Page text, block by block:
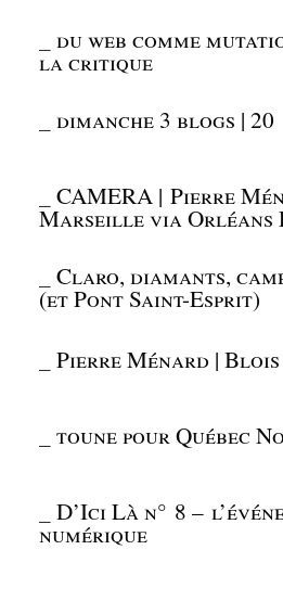
_du web comme
la critique
_dimanche 3 blogs | 20
_CAMERA | Pierre
Marseille via Orléans
_Claro, diamants,
(et Pont Saint-Esprit)
_Pierre Ménard | Blois
_toune pour Québec
_D’Ici Là n° 8 –
numérique